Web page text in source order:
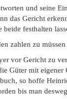
und seine
das Gericht
beide festhalten
zahlen zu
vor Gericht zu
Güter mit
so hoffe
bis man